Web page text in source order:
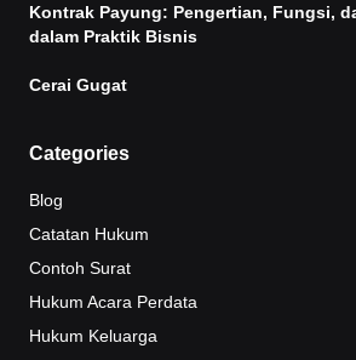
Kontrak Payung: Pengertian, Fungsi,
dalam Praktik Bisnis
Cerai Gugat
Categories
Blog
Catatan Hukum
Contoh Surat
Hukum Acara Perdata
Hukum Keluarga